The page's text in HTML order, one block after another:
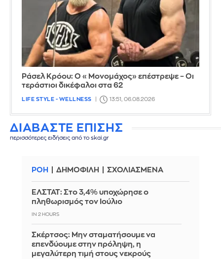
Ράσελ Κρόου: Ο «Μονομάχος» επέστρεψε – Οι
τεράστιοι δικέφαλοι στα 62
LIFE STYLE - WELLNESS 13:51, 06.08.2026
ΔΙΑΒΑΣΤΕ ΕΠΙΣΗΣ
περισσότερες ειδήσεις από το skai.gr
ΡΟΗ ΔΗΜΟΦΙΛΗ ΣΧΟΛΙΑΣΜΕΝΑ
ΕΛΣΤΑΤ: Στο 3,4% υποχώρησε ο
πληθωρισμός τον Ιούλιο
IN 2 HOURS
Σκέρτσος: Μην σταματήσουμε να
επενδύουμε στην πρόληψη, η
μεγαλύτερη τιμή στους νεκρούς